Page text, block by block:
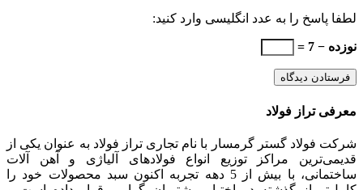
لطفا پاسخ را به عدد انگلیسی وارد کنید:
نوزده − 7 =
معرفی تراز فولاد
شرکت فولاد گستر گرمسار با نام تجاری تراز فولاد به عنوان یکی از
قدیمی‌ترین مراکز توزیع انواع فولادهای آلیاژی و آهن آلات
ساختمانی، با بیش از 5 دهه تجربه اکنون سبد محصولات خود را